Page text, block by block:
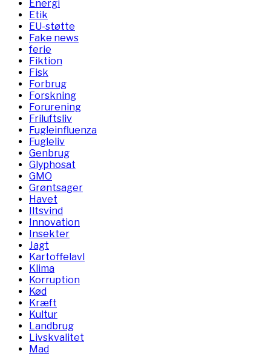
Energi
Etik
EU-støtte
Fake news
ferie
Fiktion
Fisk
Forbrug
Forskning
Forurening
Friluftsliv
Fugleinfluenza
Fugleliv
Genbrug
Glyphosat
GMO
Grøntsager
Havet
Iltsvind
Innovation
Insekter
Jagt
Kartoffelavl
Klima
Korruption
Kød
Kræft
Kultur
Landbrug
Livskvalitet
Mad